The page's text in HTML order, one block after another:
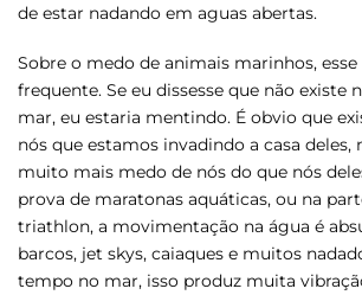
de estar nadando em aguas abertas.
Sobre o medo de animais marinhos,
frequente. Se eu dissesse que não existe
mar, eu estaria mentindo. É obvio que
nós que estamos invadindo a casa deles,
muito mais medo de nós do que nós
prova de maratonas aquáticas, ou na
triathlon, a movimentação na água é
barcos, jet skys, caiaques e muitos
tempo no mar, isso produz muita